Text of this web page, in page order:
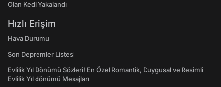
Olan Kedi Yakalandı
Hızlı Erişim
Hava Durumu
Son Depremler Listesi
Evlilik Yıl Dönümü Sözleri! En Özel Romantik, Duygusal ve Resimli
Evlilik Yıl dönümü Mesajları